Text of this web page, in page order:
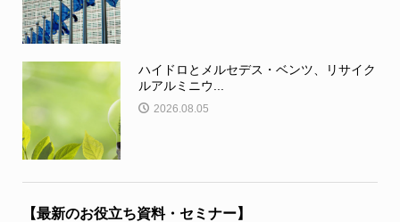
ハイドロとメルセデス・ベンツ、リサイク
ルアルミニウ...
2026.08.05
【最新のお役立ち資料・セミナー】